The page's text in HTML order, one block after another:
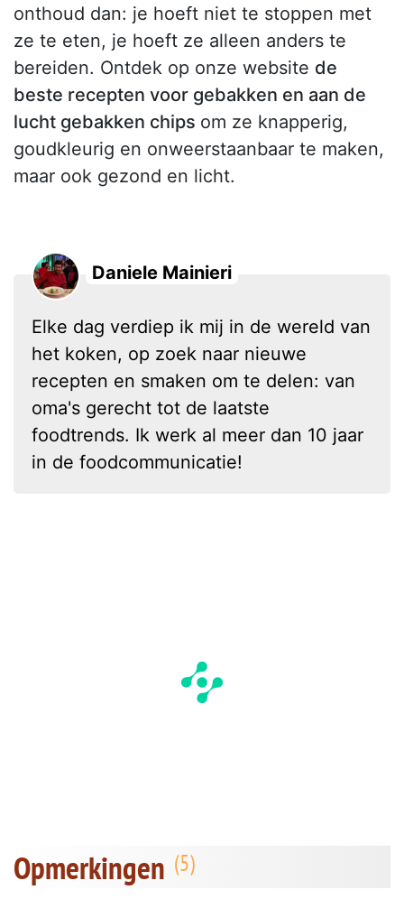
onthoud dan: je hoeft niet te stoppen met
ze te eten, je hoeft ze alleen anders te
bereiden. Ontdek op onze website de
beste recepten voor gebakken en aan de
lucht gebakken chips om ze knapperig,
goudkleurig en onweerstaanbaar te maken,
maar ook gezond en licht.
Daniele Mainieri
Elke dag verdiep ik mij in de wereld van
het koken, op zoek naar nieuwe
recepten en smaken om te delen: van
oma's gerecht tot de laatste
foodtrends. Ik werk al meer dan 10 jaar
in de foodcommunicatie!
Opmerkingen